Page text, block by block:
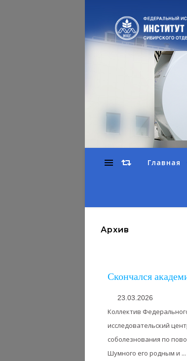
Главная
Архив
Скончался
23.03.2026
Коллектив
исследовательский
соболезнования по
Шумного его родным и ...